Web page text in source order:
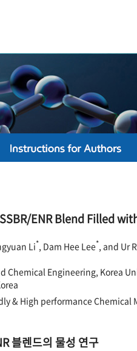
ENR Blend Filled
Li* , Dam Hee Lee* , and Ur
Chemical Engineering, Korea
& High performance Chemical
블렌드의 물성 연구